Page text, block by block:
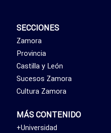
SECCIONES
Zamora
Provincia
Castilla y León
Sucesos Zamora
Cultura Zamora
MÁS CONTENIDO
+Universidad